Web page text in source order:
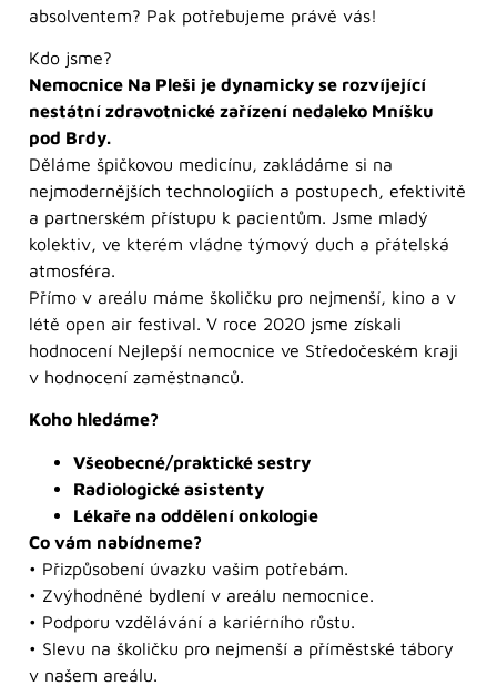
absolventem? Pak potřebujeme právě vás!
Kdo jsme?
Nemocnice Na Pleši je dynamicky se rozvíjející
nestátní zdravotnické zařízení nedaleko Mníšku
pod Brdy.
Děláme špičkovou medicínu, zakládáme si na
nejmodernějších technologiích a postupech, efektivitě
a partnerském přístupu k pacientům. Jsme mladý
kolektiv, ve kterém vládne týmový duch a přátelská
atmosféra.
Přímo v areálu máme školičku pro nejmenší, kino a v
létě open air festival. V roce 2020 jsme získali
hodnocení Nejlepší nemocnice ve Středočeském kraji
v hodnocení zaměstnanců.
Koho hledáme?
Všeobecné/praktické sestry
Radiologické asistenty
Lékaře na oddělení onkologie
Co vám nabídneme?
• Přizpůsobení úvazku vašim potřebám.
• Zvýhodněné bydlení v areálu nemocnice.
• Podporu vzdělávání a kariérního růstu.
• Slevu na školičku pro nejmenší a příměstské tábory
v našem areálu.